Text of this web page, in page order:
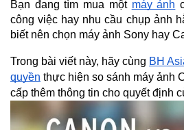
Bạn đang tìm mua một máy ảnh
công việc hay nhu cầu chụp ảnh
biết nên chọn máy ảnh Sony hay
Trong bài viết này, hãy cùng BH
quyền thực hiện so sánh máy ảnh
cấp thêm thông tin cho quyết định